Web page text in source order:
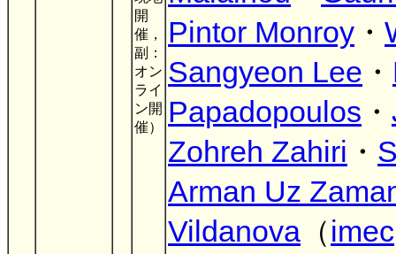
開
催，
副：
オン
ライ
ン開
催）
Pintor Monroy ・
Sangyeon Lee ・
Papadopoulos ・
Zohreh Zahiri ・
Arman Uz
Vildanova （imec